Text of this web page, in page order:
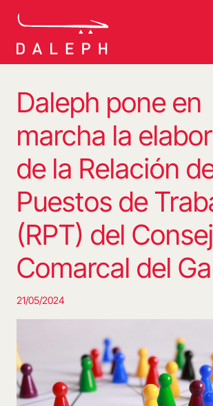
Daleph pone en
marcha la
de la Relación
Puestos de
(RPT) del
Comarcal del
21/05/2024